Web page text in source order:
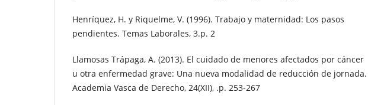
Henríquez, H. y Riquelme, V. (1996). Trabajo y maternidad: Los pasos
pendientes. Temas Laborales, 3.p. 2
Llamosas Trápaga, A. (2013). El cuidado de menores afectados por cáncer
u otra enfermedad grave: Una nueva modalidad de reducción de jornada.
Academia Vasca de Derecho, 24(XII), .p. 253-267